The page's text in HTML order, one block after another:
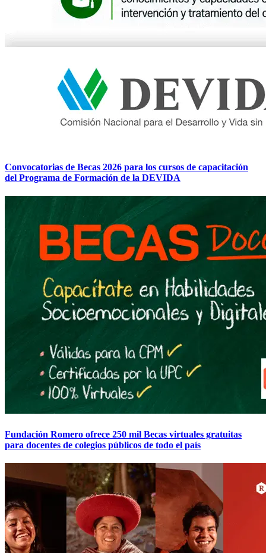
Convocatorias de Becas 2026 para los cursos de capacitación
del Programa de Formación de la DEVIDA
Fundación Romero ofrece 250 mil Becas virtuales gratuitas
para docentes de colegios públicos de todo el país